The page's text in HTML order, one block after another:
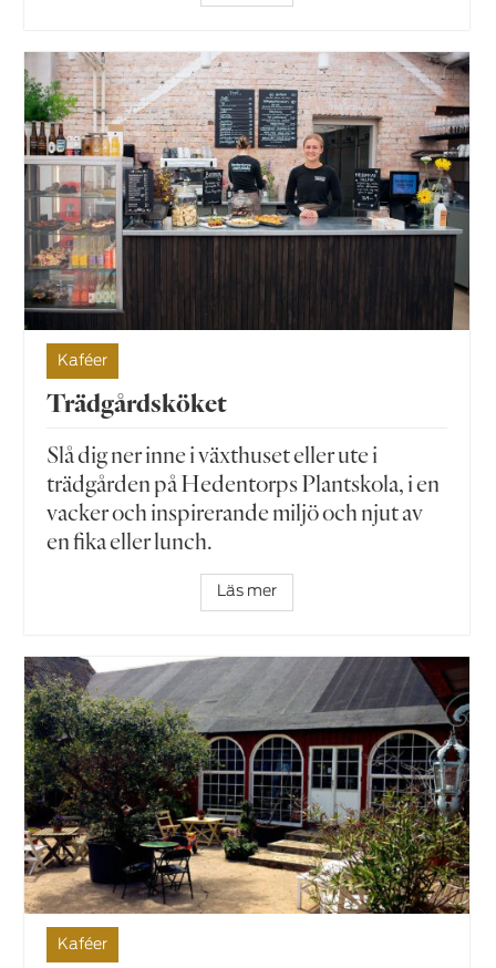
Kaféer
Trädgårdsköket
Slå dig ner inne i växthuset eller ute i
trädgården på Hedentorps Plantskola, i en
vacker och inspirerande miljö och njut av
en fika eller lunch.
Läs mer
Kaféer